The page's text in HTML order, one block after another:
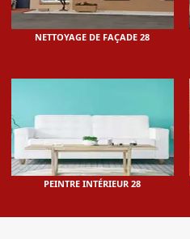
NETTOYAGE DE FAÇADE 28
PEINTRE INTÉRIEUR 28